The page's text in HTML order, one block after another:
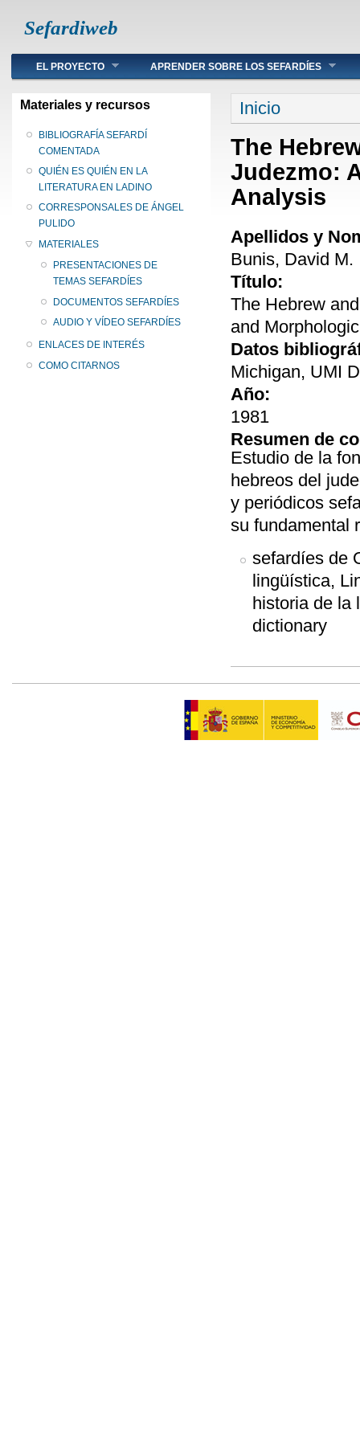
Sefardiweb
Main menu
EL PROYECTO APRENDER SOBRE LOS SEFARDÍES
Materiales y recursos
BIBLIOGRAFÍA SEFARDÍ
COMENTADA
QUIÉN ES QUIÉN EN LA
LITERATURA EN LADINO
CORRESPONSALES DE ÁNGEL
PULIDO
MATERIALES
PRESENTACIONES DE
TEMAS SEFARDÍES
DOCUMENTOS SEFARDÍES
AUDIO Y VÍDEO SEFARDÍES
ENLACES DE INTERÉS
COMO CITARNOS
Se encuentra
Inicio
The
Judezmo:
Analysis
Apellidos y
Bunis, David M.
Título:
The Hebrew
and
Datos
Michigan, UMI
Año:
1981
Resumen de
Estudio de la
hebreos del
y periódicos
su fundamental
sefardíes de
lingüística,
historia de la
dictionary